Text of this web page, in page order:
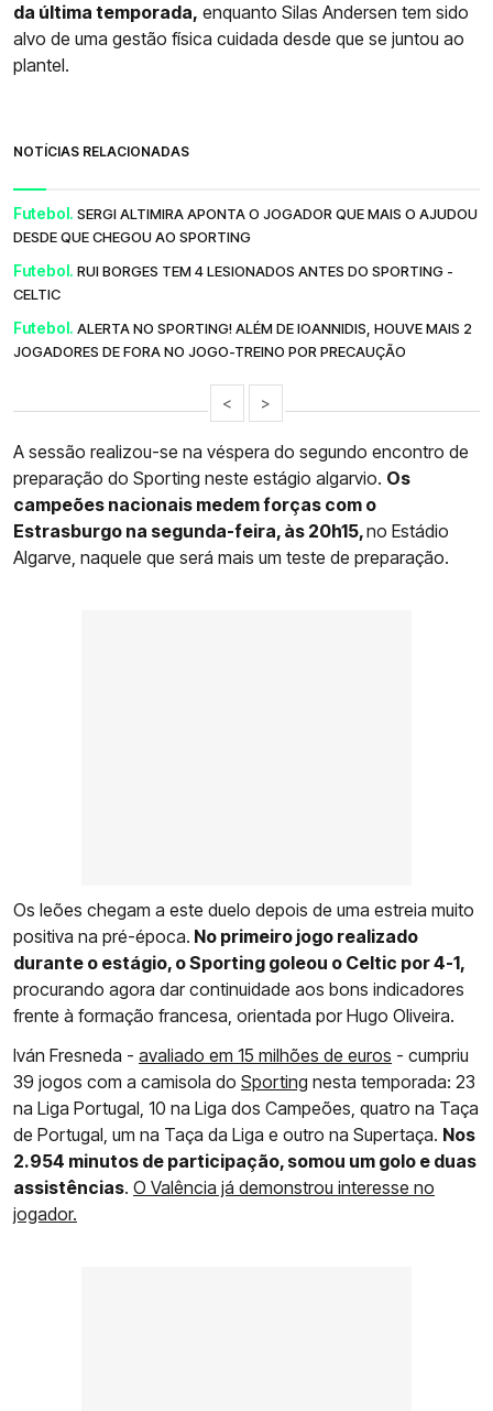
da última temporada, enquanto Silas Andersen tem sido
alvo de uma gestão física cuidada desde que se juntou ao
plantel.
NOTÍCIAS RELACIONADAS
Futebol. SERGI ALTIMIRA APONTA O JOGADOR QUE MAIS O AJUDOU
DESDE QUE CHEGOU AO SPORTING
Futebol. RUI BORGES TEM 4 LESIONADOS ANTES DO SPORTING -
CELTIC
Futebol. ALERTA NO SPORTING! ALÉM DE IOANNIDIS, HOUVE MAIS 2
JOGADORES DE FORA NO JOGO-TREINO POR PRECAUÇÃO
< >
A sessão realizou-se na véspera do segundo encontro de
preparação do Sporting neste estágio algarvio. Os
campeões nacionais medem forças com o
Estrasburgo na segunda-feira, às 20h15,no Estádio
Algarve, naquele que será mais um teste de preparação.
Os leões chegam a este duelo depois de uma estreia muito
positiva na pré-época. No primeiro jogo realizado
durante o estágio, o Sporting goleou o Celtic por 4-1,
procurando agora dar continuidade aos bons indicadores
frente à formação francesa, orientada por Hugo Oliveira.
Iván Fresneda - avaliado em 15 milhões de euros - cumpriu
39 jogos com a camisola do Sporting nesta temporada: 23
na Liga Portugal, 10 na Liga dos Campeões, quatro na Taça
de Portugal, um na Taça da Liga e outro na Supertaça. Nos
2.954 minutos de participação, somou um golo e duas
assistências. O Valência já demonstrou interesse no
jogador.